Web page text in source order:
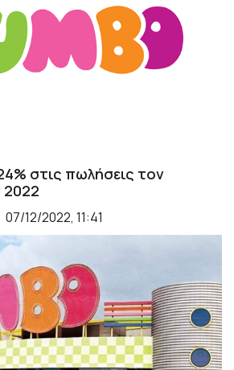
στις πωλήσεις τον
2022
07/12/2022, 11:41